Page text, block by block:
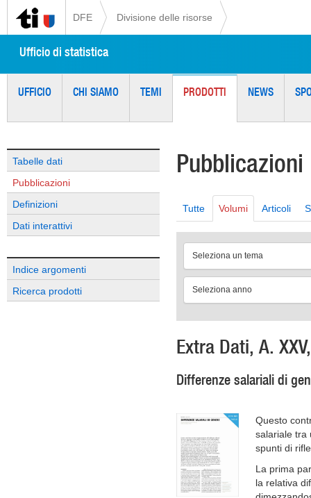
DFE Divisione delle risorse
Ufficio di statistica
UFFICIO CHI SIAMO TEMI PRODOTTI NEWS
Tabelle dati
Pubblicazioni
Definizioni
Dati interattivi
Indice argomenti
Ricerca prodotti
Pubblicazioni
Tutte Volumi Articoli
Seleziona un tema
Seleziona anno
Extra Dati, A.
Differenze salariali di
Questo
salariale tra
spunti di
La prima
la relativa